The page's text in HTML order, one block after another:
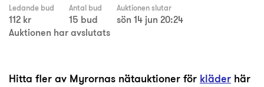
Ledande bud
112 kr
Antal bud
15 bud
Auktionen slutar
sön 14 jun 20:24
Auktionen har avslutats
Hitta fler av Myrornas nätauktioner för kläder här